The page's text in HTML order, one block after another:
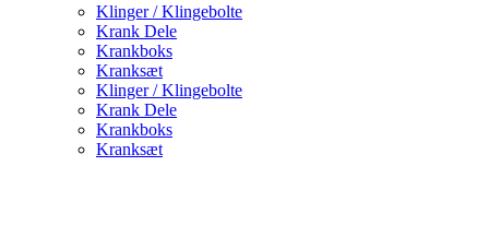
Klinger / Klingebolte
Krank Dele
Krankboks
Kranksæt
Klinger / Klingebolte
Krank Dele
Krankboks
Kranksæt